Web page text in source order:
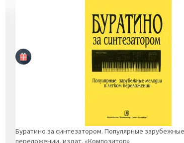
Буратино за синтезатором. Популярные
переложении, издат. «Композитор»